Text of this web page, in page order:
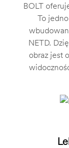
BOLT
To
NETD.
obraz jest